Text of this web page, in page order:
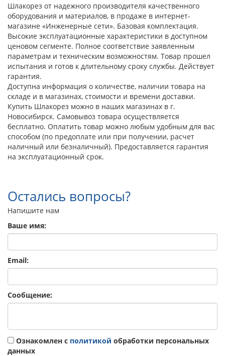
Шлакорез от надежного производителя качественного
оборудования и материалов, в продаже в интернет-
магазине «Инженерные сети». Базовая комплектация.
Высокие эксплуатационные характеристики в доступном
ценовом сегменте. Полное соответствие заявленным
параметрам и техническим возможностям. Товар прошел
испытания и готов к длительному сроку службы. Действует
гарантия.
Доступна информация о количестве, наличии товара на
складе и в магазинах, стоимости и времени доставки.
Купить Шлакорез можно в наших магазинах в г.
Новосибирск. Самовывоз товара осуществляется
бесплатно. Оплатить товар можно любым удобным для вас
способом (по предоплате или при получении, расчет
наличный или безналичный). Предоставляется гарантия
на эксплуатационный срок.
Остались вопросы?
Напишите нам
Ваше имя:
Email:
Сообщение:
Ознакомлен с политикой обработки персональных
данных